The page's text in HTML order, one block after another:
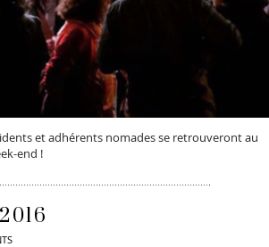
et adhérents nomades se retrouveront au
end !